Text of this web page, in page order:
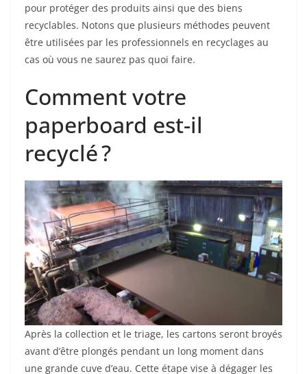
pour protéger des produits ainsi que des biens
recyclables. Notons que plusieurs méthodes peuvent
être utilisées par les professionnels en recyclages au
cas où vous ne saurez pas quoi faire.
Comment votre
paperboard est-il
recyclé ?
Après la collection et le triage, les cartons seront broyés
avant d’être plongés pendant un long moment dans
une grande cuve d’eau. Cette étape vise à dégager les